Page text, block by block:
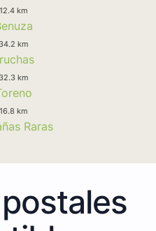
12.4 km
34.2 km
32.3 km
16.8 km
Raras